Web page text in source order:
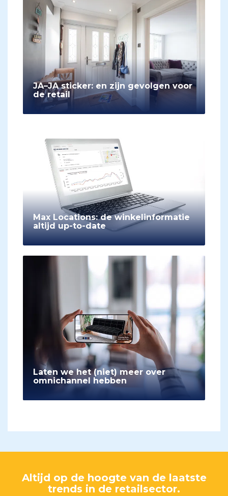
JA–JA sticker: en zijn gevolgen voor
de retail
Max Locations: de winkelinformatie
altijd up-to-date
Laten we het (niet) meer over
omnichannel hebben
Altijd op de hoogte van de laatste
trends in de retailsector.